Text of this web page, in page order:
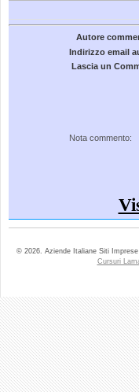
Autore
Indirizzo email
Lascia un
Nota commento:
© 2026. Aziende Italiane Siti Imprese
Cursuri